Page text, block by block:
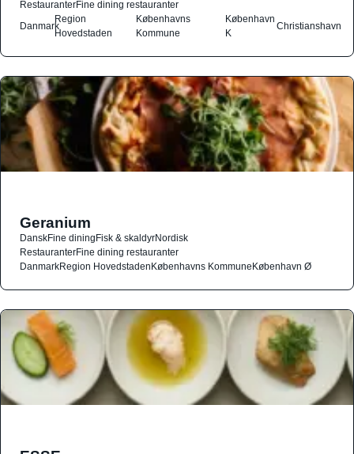
RestauranterFine dining restauranter
Danmark
Region
Hovedstaden
Københavns
Kommune
København
K
Christianshavn
Geranium
DanskFine diningFisk & skaldyrNordisk
RestauranterFine dining restauranter
DanmarkRegion HovedstadenKøbenhavns KommuneKøbenhavn Ø